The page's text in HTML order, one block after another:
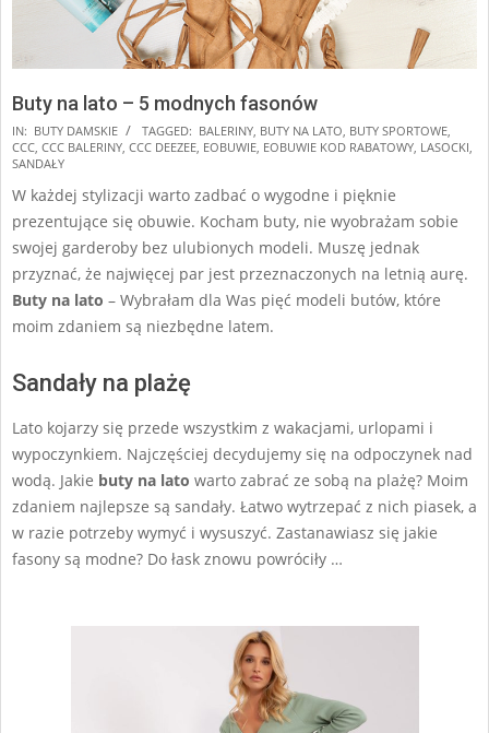
Buty na lato – 5 modnych fasonów
2025-
01-
IN: BUTY DAMSKIE TAGGED: BALERINY BUTY NA LATO BUTY SPORTOWE
CCC CCC BALERINY CCC DEEZEE EOBUWIE EOBUWIE KOD RABATOWY LASOCKI
SANDAŁY
W każdej stylizacji warto zadbać o wygodne i pięknie
prezentujące się obuwie. Kocham buty, nie wyobrażam sobie
swojej garderoby bez ulubionych modeli. Muszę jednak
przyznać, że najwięcej par jest przeznaczonych na letnią aurę.
Buty na lato – Wybrałam dla Was pięć modeli butów, które
moim zdaniem są niezbędne latem.
Sandały na plażę
Lato kojarzy się przede wszystkim z wakacjami, urlopami i
wypoczynkiem. Najczęściej decydujemy się na odpoczynek nad
wodą. Jakie buty na lato warto zabrać ze sobą na plażę? Moim
zdaniem najlepsze są sandały. Łatwo wytrzepać z nich piasek, a
w razie potrzeby wymyć i wysuszyć. Zastanawiasz się jakie
fasony są modne? Do łask znowu powróciły …